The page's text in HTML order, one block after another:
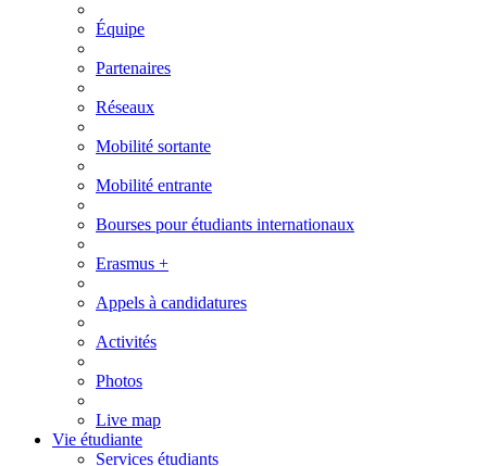
Équipe
Partenaires
Réseaux
Mobilité sortante
Mobilité entrante
Bourses pour étudiants internationaux
Erasmus +
Appels à candidatures
Activités
Photos
Live map
Vie étudiante
Services étudiants